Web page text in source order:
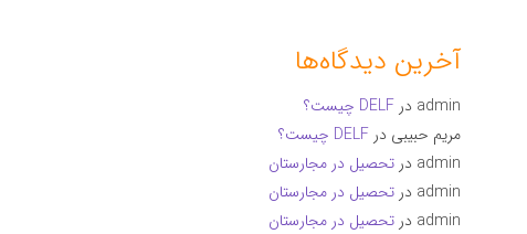
آخرین دیدگاه‌ها
admin در DELF چیست؟
مریم حبیبی در DELF چیست؟
admin در تحصیل در مجارستان
admin در تحصیل در مجارستان
admin در تحصیل در مجارستان